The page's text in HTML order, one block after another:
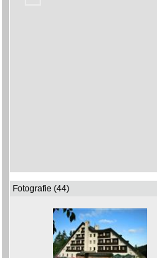
Fotografie (44)